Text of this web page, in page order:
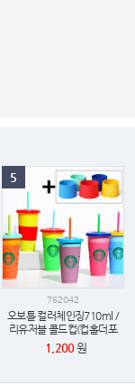
762042
오보틀 컬러체인징710ml /
리유저블 콜드컵(컵홀더포
함)
1,200원
5